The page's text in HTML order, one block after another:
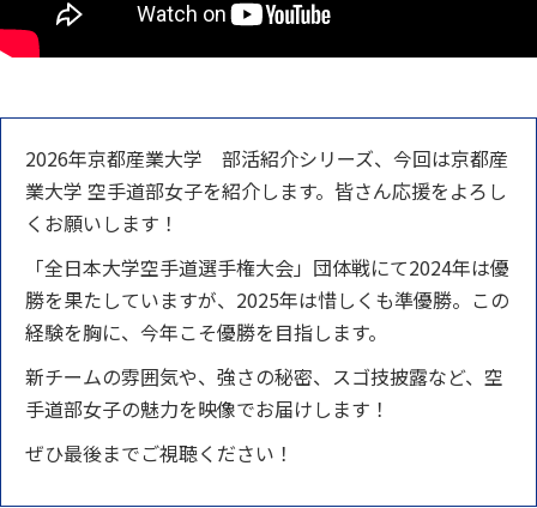
2026年京都産業大学 部活紹介シリーズ、今回は京都産
業大学 空手道部女子を紹介します。皆さん応援をよろし
くお願いします！
「全日本大学空手道選手権大会」団体戦にて2024年は優
勝を果たしていますが、2025年は惜しくも準優勝。この
経験を胸に、今年こそ優勝を目指します。
新チームの雰囲気や、強さの秘密、スゴ技披露など、空
手道部女子の魅力を映像でお届けします！
ぜひ最後までご視聴ください！